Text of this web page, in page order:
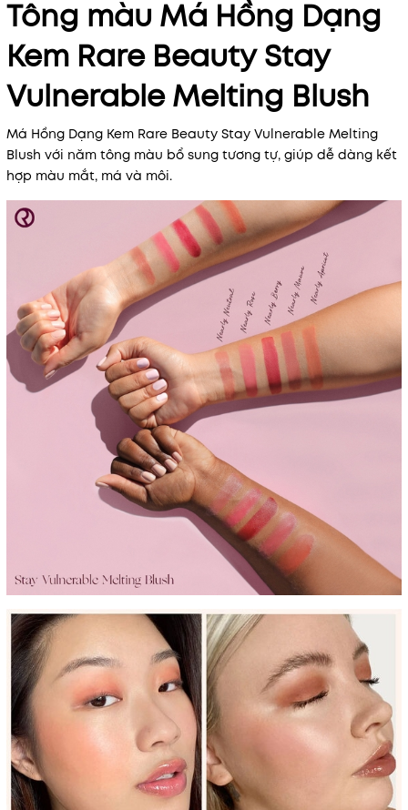
Tông màu Má Hồng Dạng
Kem Rare Beauty Stay
Vulnerable Melting Blush
Má Hồng Dạng Kem Rare Beauty Stay Vulnerable Melting
Blush với năm tông màu bổ sung tương tự, giúp dễ dàng kết
hợp màu mắt, má và môi.